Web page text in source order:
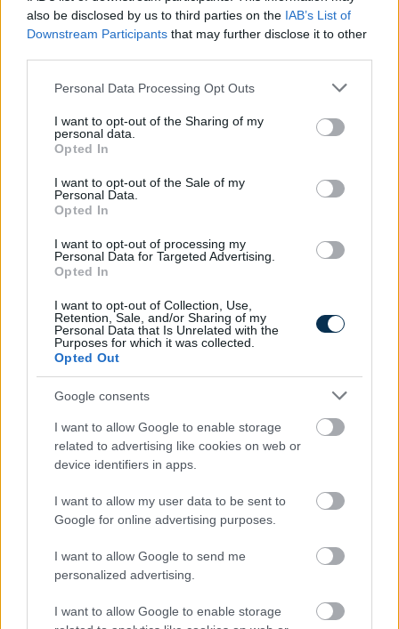
also be disclosed by us to third parties on the IAB’s List of
Downstream Participants that may further disclose it to other
Please note that this website/app uses one or more Google
not limited to your visit or usage behaviour. You may click to
grant or deny consent to Google and its third-party tags to
use your data for below specified purposes in below Google
consent section.
Personal Data Processing Opt Outs
I want to opt-out of the Sharing of my
personal data.
Opted In
I want to opt-out of the Sale of my
Personal Data.
Opted In
I want to opt-out of processing my
Personal Data for Targeted Advertising.
Opted In
I want to opt-out of Collection, Use,
Retention, Sale, and/or Sharing of my
Personal Data that Is Unrelated with the
Purposes for which it was collected.
Opted Out
Google consents
I want to allow Google to enable storage
related to advertising like cookies on web or
device identifiers in apps.
I want to allow my user data to be sent to
Google for online advertising purposes.
I want to allow Google to send me
personalized advertising.
I want to allow Google to enable storage
2026.08.06. 13:32
Kiderült, mennyi mindent jelenthet: itt az első országos
mémkutatás
2026.08.06. 13:05